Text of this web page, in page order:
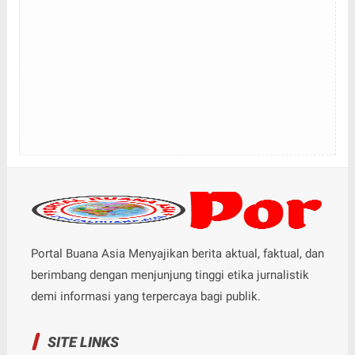
Portal Buana Asia Menyajikan berita aktual, faktual, dan
berimbang dengan menjunjung tinggi etika jurnalistik
demi informasi yang terpercaya bagi publik.
SITE LINKS